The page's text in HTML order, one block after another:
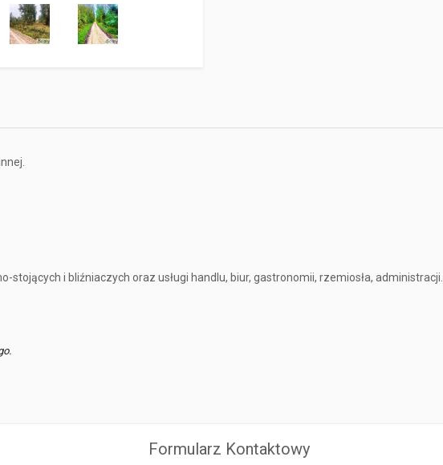
i bliźniaczych oraz usługi handlu, biur, gastronomii, rzemiosła, administracji.
Formularz Kontaktowy